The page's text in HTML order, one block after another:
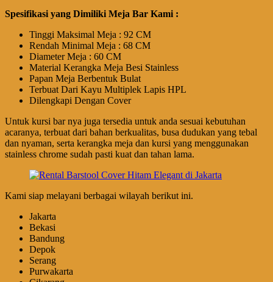
Spesifikasi yang Dimiliki Meja Bar Kami :
Tinggi Maksimal Meja : 92 CM
Rendah Minimal Meja : 68 CM
Diameter Meja : 60 CM
Material Kerangka Meja Besi Stainless
Papan Meja Berbentuk Bulat
Terbuat Dari Kayu Multiplek Lapis HPL
Dilengkapi Dengan Cover
Untuk kursi bar nya juga tersedia untuk anda sesuai kebutuhan
acaranya, terbuat dari bahan berkualitas, busa dudukan yang tebal
dan nyaman, serta kerangka meja dan kursi yang menggunakan
stainless chrome sudah pasti kuat dan tahan lama.
Kami siap melayani berbagai wilayah berikut ini.
Jakarta
Bekasi
Bandung
Depok
Serang
Purwakarta